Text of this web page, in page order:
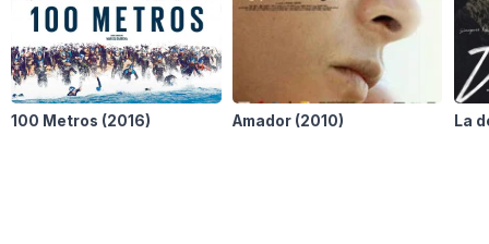
100 Metros (2016) Amador (2010) La